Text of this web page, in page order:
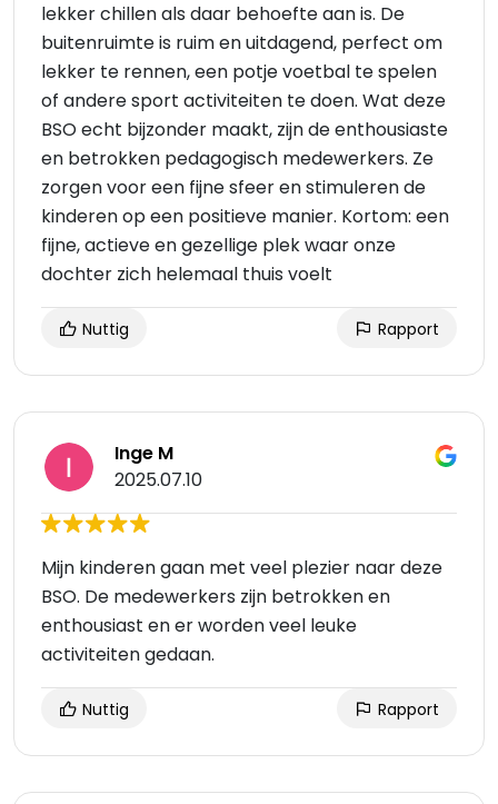
lekker chillen als daar behoefte aan is. De
buitenruimte is ruim en uitdagend, perfect om
lekker te rennen, een potje voetbal te spelen
of andere sport activiteiten te doen. Wat deze
BSO echt bijzonder maakt, zijn de enthousiaste
en betrokken pedagogisch medewerkers. Ze
zorgen voor een fijne sfeer en stimuleren de
kinderen op een positieve manier. Kortom: een
fijne, actieve en gezellige plek waar onze
dochter zich helemaal thuis voelt
Nuttig Rapport
Inge M
2025.07.10
Mijn kinderen gaan met veel plezier naar deze
BSO. De medewerkers zijn betrokken en
enthousiast en er worden veel leuke
activiteiten gedaan.
Nuttig Rapport